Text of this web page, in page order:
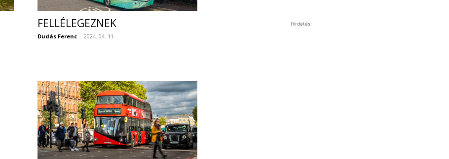
FELLÉLEGEZNEK
Dudás Ferenc - 2024. 04. 11.
Hirdetés: